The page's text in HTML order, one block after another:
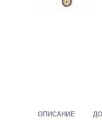
ОПИСАНИЕ